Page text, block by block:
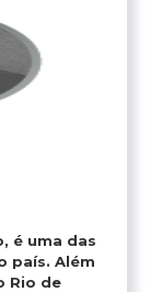
é uma das
país. Além
Rio de